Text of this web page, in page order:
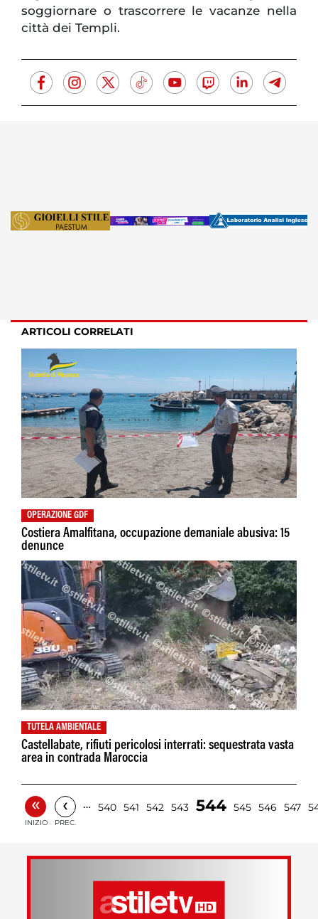
soggiornare o trascorrere le vacanze nella
città dei Templi.
ARTICOLI CORRELATI
OPERAZIONE GDF
Costiera Amalfitana, occupazione demaniale abusiva: 15
denunce
TUTELA AMBIENTALE
Castellabate, rifiuti pericolosi interrati: sequestrata vasta
area in contrada Maroccia
«
INIZIO
‹
PREC.
… 540 541 542 543 544 545 546 547